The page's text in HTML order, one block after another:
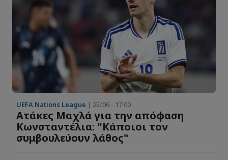
UEFA Nations League | 25/06 - 17:00
Ατάκες Μαχλά για την απόφαση
Κωνσταντέλια: "Κάποιοι τον
συμβουλεύουν λάθος"